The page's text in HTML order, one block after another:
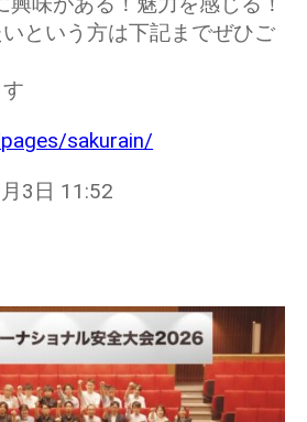
という方は下記までぜひご
sakurain/
3日 11:52